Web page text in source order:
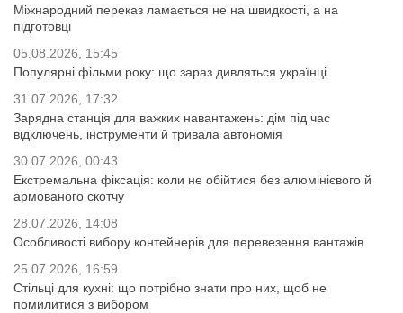
Міжнародний переказ ламається не на швидкості, а на
підготовці
05.08.2026, 15:45
Популярні фільми року: що зараз дивляться українці
31.07.2026, 17:32
Зарядна станція для важких навантажень: дім під час
відключень, інструменти й тривала автономія
30.07.2026, 00:43
Екстремальна фіксація: коли не обійтися без алюмінієвого й
армованого скотчу
28.07.2026, 14:08
Особливості вибору контейнерів для перевезення вантажів
25.07.2026, 16:59
Стільці для кухні: що потрібно знати про них, щоб не
помилитися з вибором